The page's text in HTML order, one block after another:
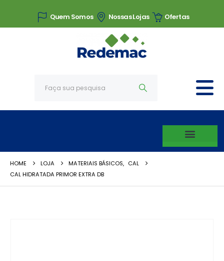
Quem Somos Nossas Lojas Ofertas
HOME LOJA MATERIAIS BÁSICOS, CAL
CAL HIDRATADA PRIMOR EXTRA DB